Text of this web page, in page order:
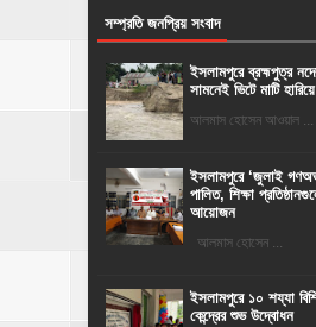
সম্প্রতি জনপ্রিয় সংবাদ
ইসলামপুরে ব্রহ্মপুত্র
সামনেই ভিটে মাটি
আলমাস হোসেন আওয়াল ...
‎ইসলামপুরে ‘জুলাই
পালিত, শিক্ষা
আয়োজন
‎​আলমাস হোসেন ...
ইসলামপুরে ১০ শয্যা
কেন্দ্রের শুভ উদ্বোধন